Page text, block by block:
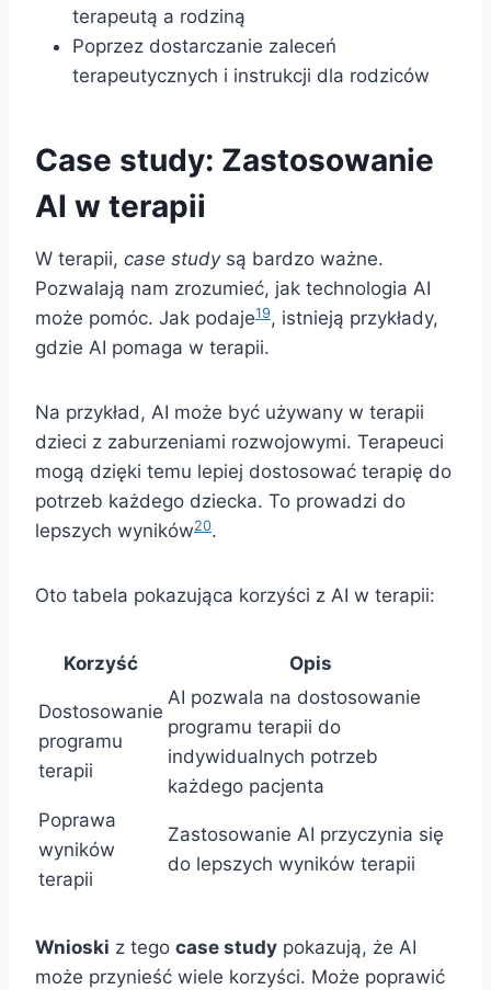
terapeutą a rodziną
Poprzez dostarczanie zaleceń
terapeutycznych i instrukcji dla rodziców
Case study: Zastosowanie
AI w terapii
W terapii, case studysą bardzo ważne.
Pozwalają nam zrozumieć, jak technologia AI
może pomóc. Jak podaje19, istnieją przykłady,
gdzie AI pomaga w terapii.
Na przykład, AI może być używany w terapii
dzieci z zaburzeniami rozwojowymi. Terapeuci
mogą dzięki temu lepiej dostosować terapię do
potrzeb każdego dziecka. To prowadzi do
lepszych wyników20.
Oto tabela pokazująca korzyści z AI w terapii:
Korzyść Opis
Dostosowanie
programu
terapii
AI pozwala na dostosowanie
programu terapii do
indywidualnych potrzeb
każdego pacjenta
Poprawa
wyników
terapii
Zastosowanie AI przyczynia się
do lepszych wyników terapii
Wnioski z tego case study pokazują, że AI
może przynieść wiele korzyści. Może poprawić